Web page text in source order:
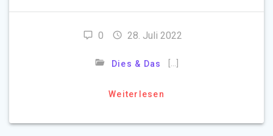
0 28. Juli 2022
Dies & Das
Weiterlesen